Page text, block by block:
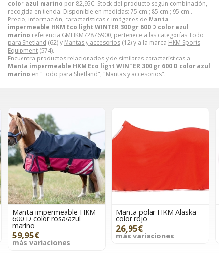
color azul marino por 82,95€. Stock del producto según combinación,
recogida en tienda. Disponible en medidas: 75 cm.; 85 cm.; 95 cm..
Precio, información, características e imágenes de Manta
impermeable HKM Eco light WINTER 300 gr 600 D color azul
marino referencia GMHKM72876900, pertenece a las categoríasTodo
para Shetland (62) y Mantas y accesorios (12) y a la marca HKM Sports
Equipment (574).
Encuentra productos relacionados y de similares características a
Manta impermeable HKM Eco light WINTER 300 gr 600 D color azul
marino en "Todo para Shetland", "Mantas y accesorios".
Manta polar HKM Alaska
color rojo
26,95€
más variaciones
Manta polar HKM color
rosa dibujo caballo azul
19,99€
más variaciones